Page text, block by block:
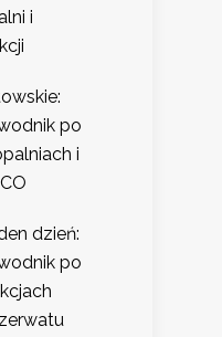
i
po
i
dzień:
po